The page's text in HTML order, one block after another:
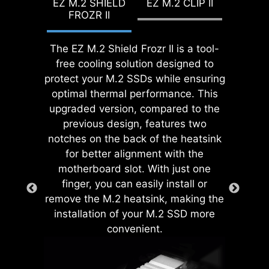
EZ M.2 SHIELD
FROZR II
EZ M.2 CLIP II
The EZ M.2 Shield Frozr II is a tool-
free cooling solution designed to
protect your M.2 SSDs while ensuring
optimal thermal performance. This
upgraded version, compared to the
previous design, features two
notches on the back of the heatsink
for better alignment with the
motherboard slot. With just one
finger, you can easily install or
remove the M.2 heatsink, making the
installation of your M.2 SSD more
convenient.
ensures proper alignment and a
the overall durability of your build.
allows MPG EZ120 ARGB fan to
EZ DEBUG LED
Onboard LEDs will indicate
the source of the problem so
you know exactly where to
look to get up and running
again.
rozwiązanie, jak MSI Click BIOS X
uczyniło je dużo bardziej dostępnym.
Zastosowano tu bowiem szereg
funkcji overclockingu aktywowanych
jednym kliknięciem. Dotyczy to
zarówno procesora, jak i pamięci,
dzięki czemu użytkownicy mogą
łatwo zwiększyć wydajność swojego
systemu bez zagłębiania się w
skomplikowane meandry ustawień.